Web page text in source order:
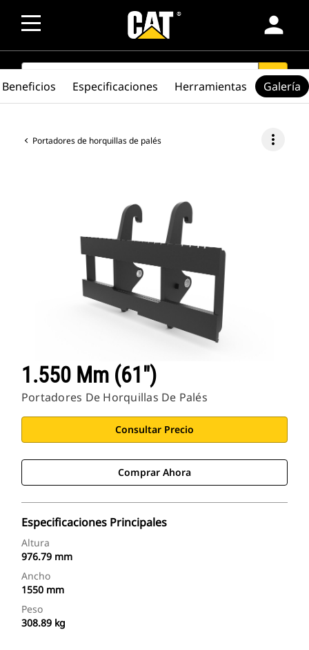
person
SEARCH search
Portadores de horquillas de palés more_vert
1.550 Mm (61")
Portadores De Horquillas De Palés
Consultar Precio
Comprar Ahora
Especificaciones Principales
Altura
976.79 mm
Ancho
1550 mm
Peso
308.89 kg
Beneficios Especificaciones Herramientas Galería